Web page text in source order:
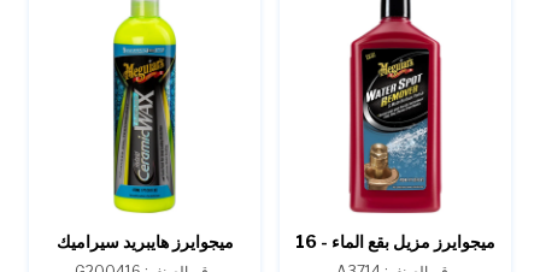
ميجوايرز مزيل بقع الماء - 16
ميجوايرز هايبريد سيراميك